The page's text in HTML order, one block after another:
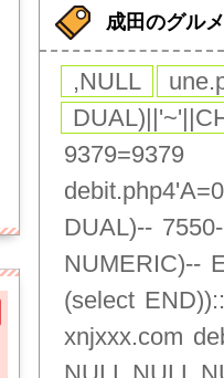
成田のグル
,NULL
9379=9379
debit.php4'A=0
DUAL)--
NUMERIC)--
(select
xnjxxx.com